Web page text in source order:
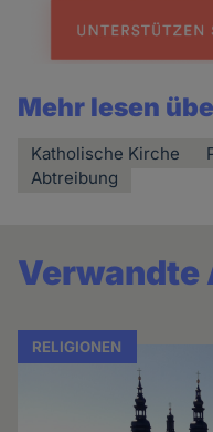
Mehr lesen
Katholische Kirche
Abtreibung
Verwandte
RELIGIONEN